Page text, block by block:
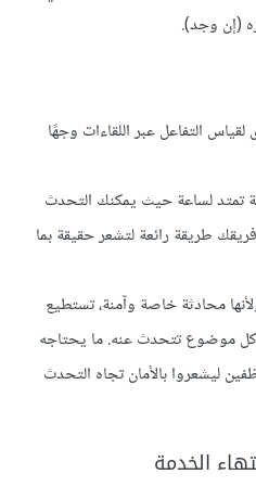
(إن وجد).
التفاعل عبر اللقاءات وجهًا
تمتد لساعة حيث يمكنك التحدث
طريقة رائعة لتشعر حقيقة بما
محادثة خاصة وآمنة، تستطيع
موضوع تتحدث عنه. ما يحتاجه
ليشعروا بالأمان تجاه التحدث